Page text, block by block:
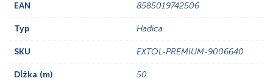
EAN 8585019742506
Typ Hadica
SKU EXTOL-PREMIUM-9006640
Dĺžka (m) 50